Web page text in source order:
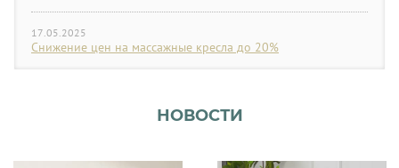
17.05.2025
Снижение цен на массажные кресла до 20%
НОВОСТИ